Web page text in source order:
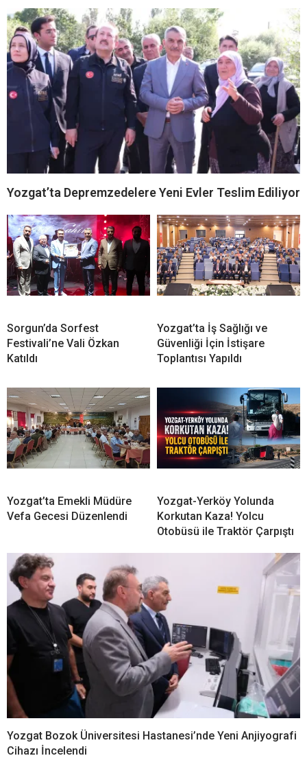
Yozgat’ta Depremzedelere Yeni Evler Teslim Ediliyor
Sorgun’da Sorfest
Festivali’ne Vali Özkan
Katıldı
Yozgat’ta İş Sağlığı ve
Güvenliği İçin İstişare
Toplantısı Yapıldı
Yozgat’ta Emekli Müdüre
Vefa Gecesi Düzenlendi
Yozgat-Yerköy Yolunda
Korkutan Kaza! Yolcu
Otobüsü ile Traktör Çarpıştı
Yozgat Bozok Üniversitesi Hastanesi’nde Yeni Anjiyografi
Cihazı İncelendi